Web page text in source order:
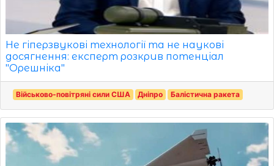
Не гіперзвукові технології та не наукові
досягнення: експерт розкрив потенціал
"Орешніка"
Військово-повітряні сили США Дніпро Балістична ракета